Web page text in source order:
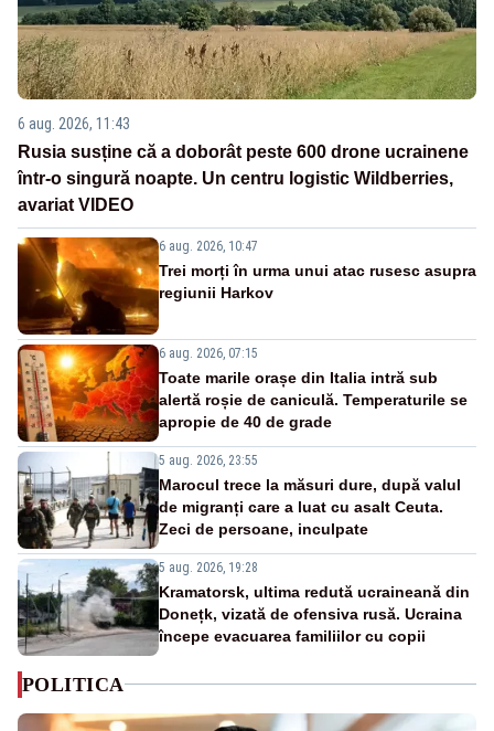
6 aug. 2026, 11:43
Rusia susține că a doborât peste 600 drone ucrainene
într-o singură noapte. Un centru logistic Wildberries,
avariat VIDEO
6 aug. 2026, 10:47
Trei morți în urma unui atac rusesc asupra
regiunii Harkov
6 aug. 2026, 07:15
Toate marile orașe din Italia intră sub
alertă roșie de caniculă. Temperaturile se
apropie de 40 de grade
5 aug. 2026, 23:55
Marocul trece la măsuri dure, după valul
de migranți care a luat cu asalt Ceuta.
Zeci de persoane, inculpate
5 aug. 2026, 19:28
Kramatorsk, ultima redută ucraineană din
Donețk, vizată de ofensiva rusă. Ucraina
începe evacuarea familiilor cu copii
POLITICA